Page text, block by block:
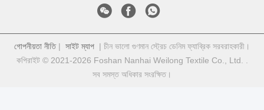
গোপনীয়তা নীতি| সাইট ম্যাপ | চীন ভালো গুণমান স্ট্রেচ ডেনিম ফ্যাব্রিক সরবরাহকারী।
কপিরাইট © 2021-2026 Foshan Nanhai Weilong Textile Co., Ltd. .
সব সমস্ত অধিকার সংরক্ষিত।